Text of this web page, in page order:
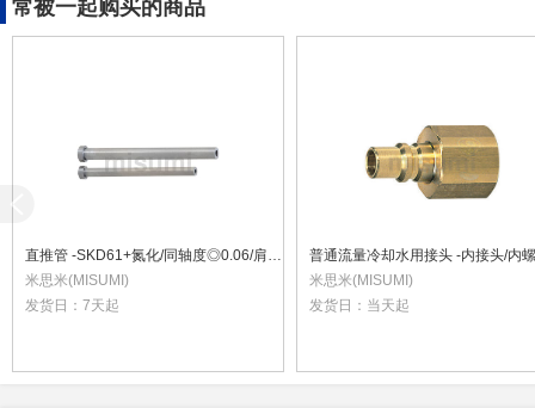
常被一起购买的商品
直推管 -SKD61+氮化/同轴度◎0.06/肩部厚度4mm/全长指定型-
米思米(MISUMI)
发货日： 7天起
米思米(MISUMI)
发货日： 当天起